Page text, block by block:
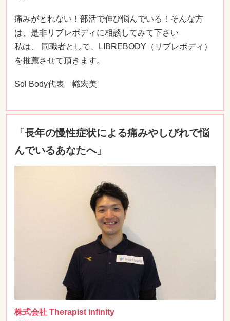
痛みがとれない！部活で伸び悩んでいる！そんな方
は、是非リブレボディに相談してみて下さい
私は、 同職者として、LIBREBODY（リブレボディ）
を推薦させて頂きます。
Sol Body代表 幟宏美
「長年の慢性症状による痛みやしびれで悩
んでいるあなたへ」
株式会社 Therapist infinity